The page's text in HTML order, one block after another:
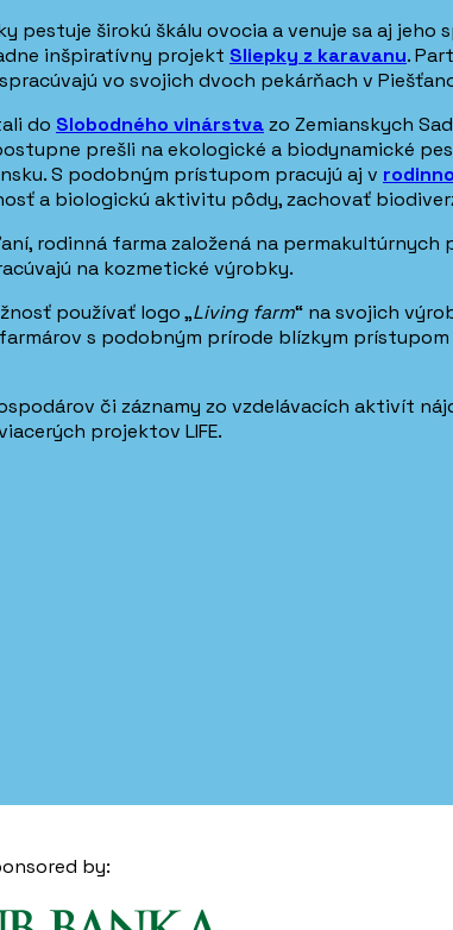
pestuje širokú škálu ovocia a venuje sa aj jeho
inšpiratívny projekt Sliepky z karavanu.
vo svojich dvoch pekárňach v
do Slobodného vinárstvazo Zemianskych
prešli na ekologické a biodynamické
S podobným prístupom pracujú aj v
a biologickú aktivitu pôdy, zachovať
rodinná farma založená na
na kozmetické výrobky.
používať logo „Living farm“ na svojich
s podobným prírode blízkym
či záznamy zo vzdelávacích aktivít
projektov LIFE.
by: